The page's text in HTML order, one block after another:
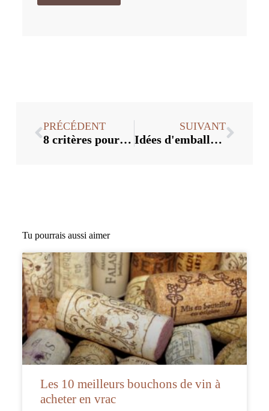
PRÉCÉDENT
8 critères pour juger de la qualité d'un couvercle de bouteille personnalisé
SUIVANT
Idées d'emballage de cognac de luxe
Tu pourrais aussi aimer
Les 10 meilleurs bouchons de vin à
acheter en vrac